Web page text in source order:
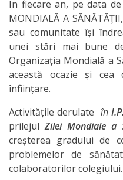
IPCMC
Posturi
vacante
Transparență
Planuri și
rapoarte
de
În fiecare an, pe data
MONDIALĂ A
sau comunitate își
unei stări mai bune
Organizația Mondială a
această ocazie și cea
înființare.
Activitățile derulate în
prilejulZilei Mondiale a
creșterea gradului de
problemelor de
colaboratorilor colegiului.